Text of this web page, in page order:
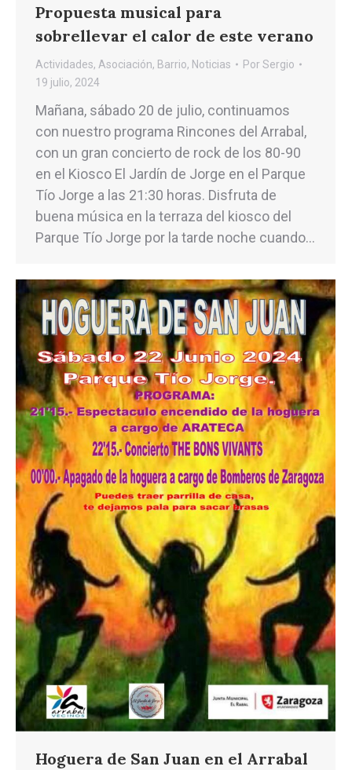
Propuesta musical para
sobrellevar el calor de este verano
Actividades, Asociación, Barrio, Noticias PorSergio
19 julio, 2024
Mañana, sábado 20 de julio, continuamos
con nuestro programa Rincones del Arrabal,
con un gran concierto de rock de los 80-90
en el Kiosco El Jardín de Jorge en el Parque
Tío Jorge a las 21:30 horas. Disfruta de
buena música en la terraza del kiosco del
Parque Tío Jorge por la tarde noche cuando…
Hoguera de San Juan en el Arrabal